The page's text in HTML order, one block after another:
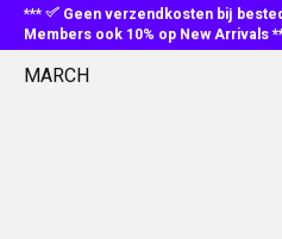
***
Geen verzendkosten bij
Members ook 10% op New Arrivals
MARCH